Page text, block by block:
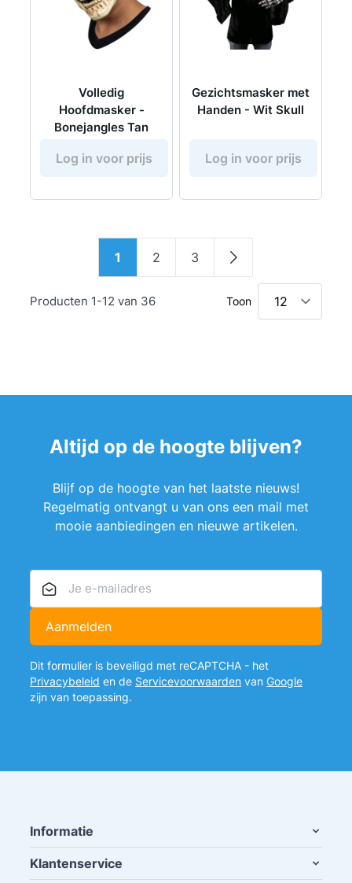
Volledig
Hoofdmasker -
Bonejangles Tan
Log in voor prijs
Gezichtsmasker met
Handen - Wit Skull
Log in voor prijs
Producten 1-12 van 36
U lees momenteel pagina
1 Pagina
2 Pagina
3 Pagina
Toon
Altijd op de hoogte blijven?
Blijf op de hoogte van het laatste nieuws!
Regelmatig ontvangt u van ons een mail met
mooie aanbiedingen en nieuwe artikelen.
Aanmelden
Dit formulier is beveiligd met reCAPTCHA - het
Privacybeleid en de Servicevoorwaarden van Google
zijn van toepassing.
Informatie
Klantenservice